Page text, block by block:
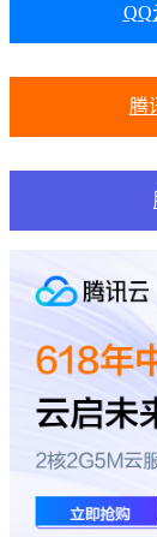
QQ
腾